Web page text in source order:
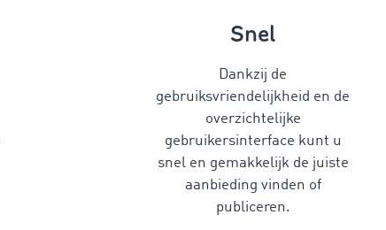
Snel
Dankzij de
gebruiksvriendelijkheid en de
overzichtelijke
gebruikersinterface kunt u
snel en gemakkelijk de juiste
aanbieding vinden of
publiceren.